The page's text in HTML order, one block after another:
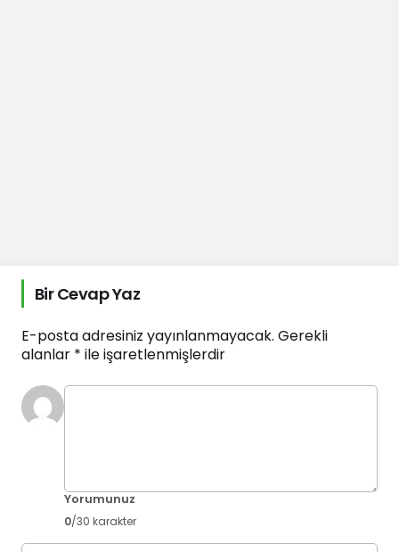
Bir Cevap Yaz
E-posta adresiniz yayınlanmayacak. Gerekli
alanlar * ile işaretlenmişlerdir
Yorumunuz
0/30 karakter